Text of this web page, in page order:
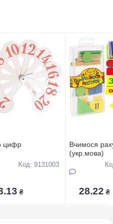
цифр
Код: 9131003
₴
Вчимося
(укр.мова)
28.22 ₴